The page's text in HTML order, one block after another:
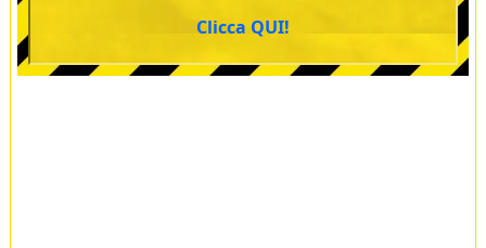
Clicca QUI!